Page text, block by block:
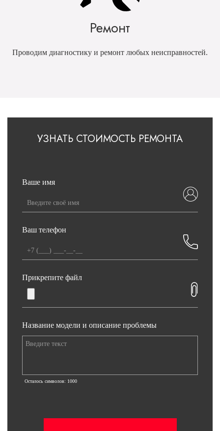
Ремонт
Проводим диагностику и ремонт любых неисправностей.
УЗНАТЬ СТОИМОСТЬ РЕМОНТА
Ваше имя
Ваш телефон
Прикрепите файл
Название модели и описание проблемы
Осталось символов: 1000